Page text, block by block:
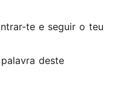
te e seguir o teu
deste